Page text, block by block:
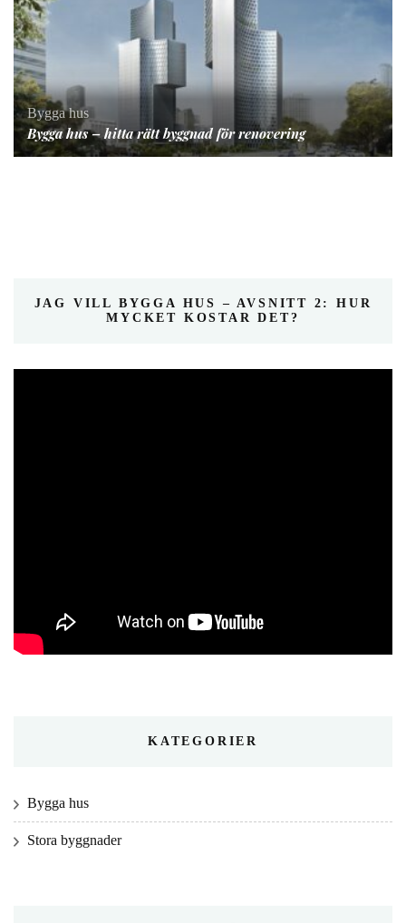
Bygga hus
Bygga hus – hitta rätt byggnad för renovering
JAG VILL BYGGA HUS – AVSNITT 2: HUR
MYCKET KOSTAR DET?
KATEGORIER
Bygga hus
Stora byggnader